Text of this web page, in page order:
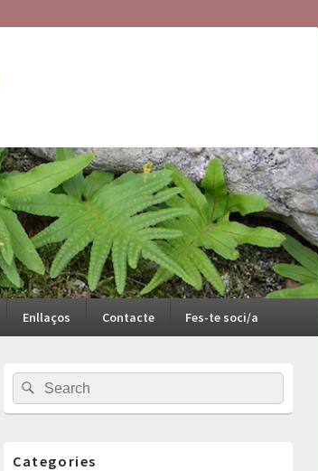
Enllaços Contacte Fes-te soci/a
Barra
lateral
principal
Search
for:
Search
Categories